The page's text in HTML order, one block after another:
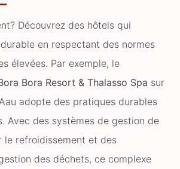
Découvrez des hôtels qui
en respectant des normes
élevées. Par exemple, le
Bora Resort & Thalasso Spa sur
adopte des pratiques durables
Avec des systèmes de gestion de
le refroidissement et des
des déchets, ce complexe